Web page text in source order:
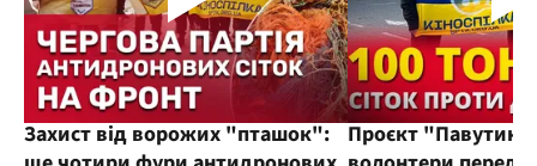
Захист від ворожих "пташок":
Проєкт